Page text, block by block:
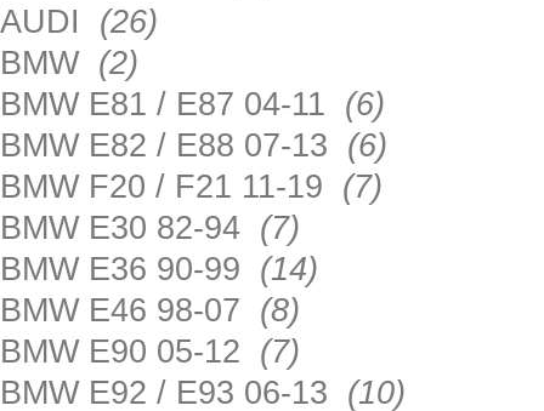
AUDI (26)
BMW (2)
BMW E81 / E87 04-11 (6)
BMW E82 / E88 07-13 (6)
BMW F20 / F21 11-19 (7)
BMW E30 82-94 (7)
BMW E36 90-99 (14)
BMW E46 98-07 (8)
BMW E90 05-12 (7)
BMW E92 / E93 06-13 (10)